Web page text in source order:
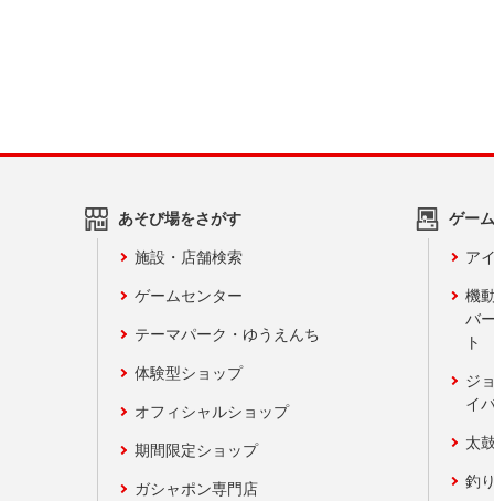
あそび場をさがす
施設・店舗検索
ゲームセンター
テーマパーク・ゆうえんち
体験型ショップ
オフィシャルショップ
期間限定ショップ
ガシャポン専門店
ゲー
ア
機
バ
ト
ジ
イ
太
釣